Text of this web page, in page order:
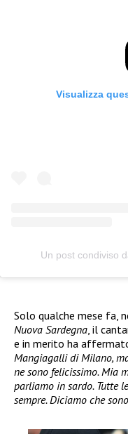
Visualizza
Un post condiviso
Solo qualche mese fa,
Nuova Sardegna , il
e in merito ha
Mangiagalli di Milano,
ne sono felicissimo. Mia
parliamo in sardo. Tutte
sempre. Diciamo che